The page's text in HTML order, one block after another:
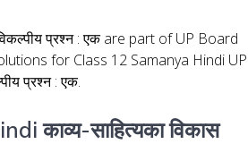
प्रश्न : एक are part of UP Board
for Class 12 Samanya Hindi UP
प्रश्न : एक.
साहित्यका विकास